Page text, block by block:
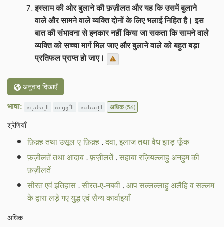
इस्लाम की ओर बुलाने की फ़ज़ीलत और यह कि उसमें बुलाने
वाले और सामने वाले व्यक्ति दोनों के लिए भलाई निहित है। इस
बात की संभावना से इनकार नहीं किया जा सकता कि सामने वाले
व्यक्ति को सच्चा मार्ग मिल जाए और बुलाने वाले को बहुत बड़ा
प्रतिफल प्राप्त हो जाए।
अनुवाद दिखाएँ
भाषा: الإنجليزية الأوردية الإسبانية अधिक(56)
श्रेणियाँ
फ़िक़्ह तथा उसूल-ए-फ़िक़्ह.दवा, इलाज तथा वैध झाड़-फूँक
फ़ज़ीलतें तथा आदाब.फ़ज़ीलतें.सहाबा रज़ियल्लाहु अनहुम की
फ़ज़ीलतें
सीरत एवं इतिहास.सीरत-ए-नबवी.आप सल्लल्लाहु अलैहि व सल्लम
के द्वारा लड़े गए युद्ध एवं सैन्य कार्वाइयाँ
अधिक